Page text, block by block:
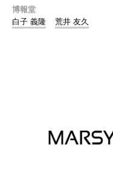
博報堂
白子 義隆
荒井 友久